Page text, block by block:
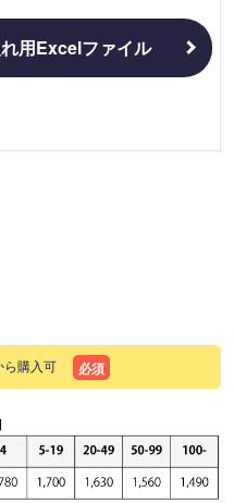
用Excelファイル
ら購入可 必須